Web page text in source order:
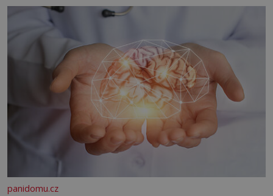
panidomu.cz